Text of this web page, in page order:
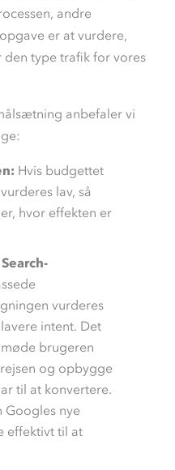
andre
er at vurdere,
type trafik for vores
anbefaler vi
Hvis budgettet
lav, så
hvor effekten er
vurderes
intent. Det
brugeren
og opbygge
til at konvertere.
Googles nye
effektivt til at